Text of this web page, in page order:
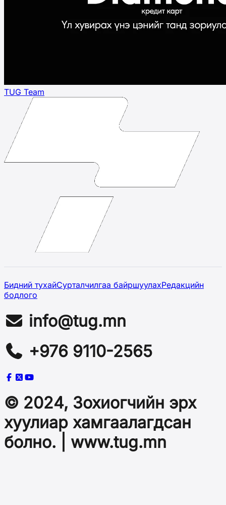
TUG Team
Бидний тухайСурталчилгаа байршуулахРедакцийн
бодлого
info@tug.mn
+976 9110-2565
© 2024, Зохиогчийн эрх
хуулиар хамгаалагдсан
болно. | www.tug.mn